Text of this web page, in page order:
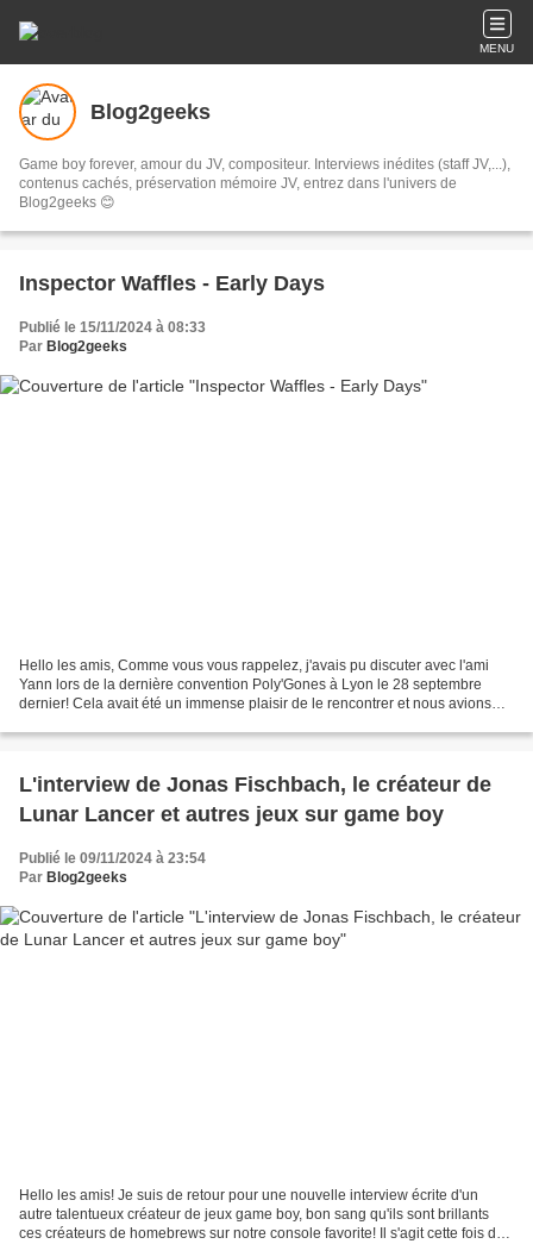
MENU
Blog2geeks
Game boy forever, amour du JV, compositeur. Interviews inédites (staff JV,...),
contenus cachés, préservation mémoire JV, entrez dans l'univers de
Blog2geeks 😊
Inspector Waffles - Early Days
Publié le 15/11/2024 à 08:33
Par Blog2geeks
Hello les amis, Comme vous vous rappelez, j'avais pu discuter avec l'ami
Yann lors de la dernière convention Poly'Gones à Lyon le 28 septembre
dernier! Cela avait été un immense plaisir de le rencontrer et nous avions
L'interview de Jonas Fischbach, le créateur de
Lunar Lancer et autres jeux sur game boy
Publié le 09/11/2024 à 23:54
Par Blog2geeks
Hello les amis! Je suis de retour pour une nouvelle interview écrite d'un
autre talentueux créateur de jeux game boy, bon sang qu'ils sont brillants
ces créateurs de homebrews sur notre console favorite! Il s'agit cette fois de